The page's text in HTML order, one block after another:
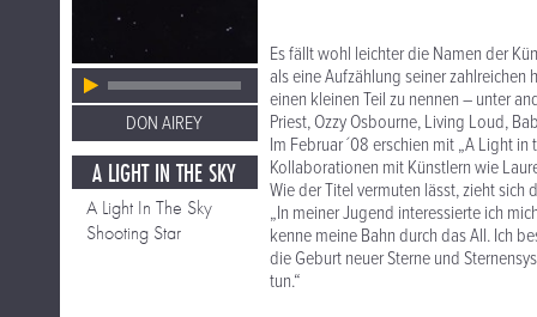
DON AIREY
A LIGHT IN THE SKY
A Light In The Sky
Shooting Star
Es fällt wohl leichter die Namen der
als eine Aufzählung seiner
einen kleinen Teil zu nennen – unter
Priest, Ozzy Osbourne, Living Loud,
Im Februar ´08 erschien mit „A Light
Kollaborationen mit Künstlern wie
Wie der Titel vermuten lässt, zieht
„In meiner Jugend interessierte ich
kenne meine Bahn durch das All. Ich
die Geburt neuer Sterne und
tun.“